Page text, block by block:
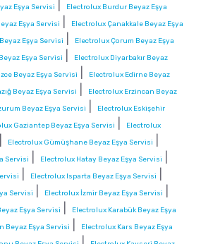
Eşya Servisi
Electrolux Burdur Beyaz Eşya
Eşya Servisi
Electrolux Çanakkale Beyaz Eşya
Eşya Servisi
Electrolux Çorum Beyaz Eşya
Eşya Servisi
Electrolux Diyarbakır Beyaz
Beyaz Eşya Servisi
Electrolux Edirne Beyaz
Beyaz Eşya Servisi
Electrolux Erzincan Beyaz
Beyaz Eşya Servisi
Electrolux Eskişehir
Gaziantep Beyaz Eşya Servisi
Electrolux
Electrolux Gümüşhane Beyaz Eşya Servisi
Servisi Electrolux Hatay Beyaz Eşya Servisi
Electrolux Isparta Beyaz Eşya Servisi
Servisi Electrolux İzmir Beyaz Eşya Servisi
Eşya Servisi
Electrolux Karabük Beyaz Eşya
Beyaz Eşya Servisi
Electrolux Kars Beyaz Eşya